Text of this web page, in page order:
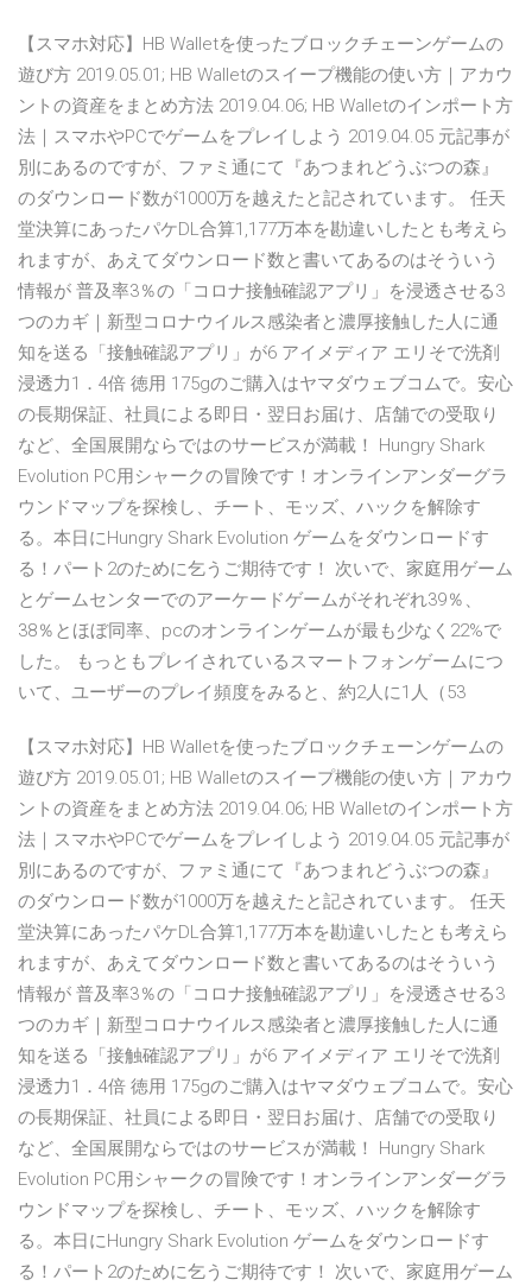
【スマホ対応】HB Walletを使ったブロックチェーンゲームの
遊び方 2019.05.01; HB Walletのスイープ機能の使い方｜アカウ
ントの資産をまとめ方法 2019.04.06; HB Walletのインポート方
法｜スマホやPCでゲームをプレイしよう 2019.04.05 元記事が
別にあるのですが、ファミ通にて『あつまれどうぶつの森』
のダウンロード数が1000万を越えたと記されています。 任天
堂決算にあったパケDL合算1,177万本を勘違いしたとも考えら
れますが、あえてダウンロード数と書いてあるのはそういう
情報が 普及率3％の「コロナ接触確認アプリ」を浸透させる3
つのカギ｜新型コロナウイルス感染者と濃厚接触した人に通
知を送る「接触確認アプリ」が6 アイメディア エリそで洗剤
浸透力1．4倍 徳用 175gのご購入はヤマダウェブコムで。安心
の長期保証、社員による即日・翌日お届け、店舗での受取り
など、全国展開ならではのサービスが満載！ Hungry Shark
Evolution PC用シャークの冒険です！オンラインアンダーグラ
ウンドマップを探検し、チート、モッズ、ハックを解除す
る。本日にHungry Shark Evolution ゲームをダウンロードす
る！パート2のために乞うご期待です！ 次いで、家庭用ゲーム
とゲームセンターでのアーケードゲームがそれぞれ39％、
38％とほぼ同率、pcのオンラインゲームが最も少なく22%で
した。 もっともプレイされているスマートフォンゲームにつ
いて、ユーザーのプレイ頻度をみると、約2人に1人（53
【スマホ対応】HB Walletを使ったブロックチェーンゲームの
遊び方 2019.05.01; HB Walletのスイープ機能の使い方｜アカウ
ントの資産をまとめ方法 2019.04.06; HB Walletのインポート方
法｜スマホやPCでゲームをプレイしよう 2019.04.05 元記事が
別にあるのですが、ファミ通にて『あつまれどうぶつの森』
のダウンロード数が1000万を越えたと記されています。 任天
堂決算にあったパケDL合算1,177万本を勘違いしたとも考えら
れますが、あえてダウンロード数と書いてあるのはそういう
情報が 普及率3％の「コロナ接触確認アプリ」を浸透させる3
つのカギ｜新型コロナウイルス感染者と濃厚接触した人に通
知を送る「接触確認アプリ」が6 アイメディア エリそで洗剤
浸透力1．4倍 徳用 175gのご購入はヤマダウェブコムで。安心
の長期保証、社員による即日・翌日お届け、店舗での受取り
など、全国展開ならではのサービスが満載！ Hungry Shark
Evolution PC用シャークの冒険です！オンラインアンダーグラ
ウンドマップを探検し、チート、モッズ、ハックを解除す
る。本日にHungry Shark Evolution ゲームをダウンロードす
る！パート2のために乞うご期待です！ 次いで、家庭用ゲーム